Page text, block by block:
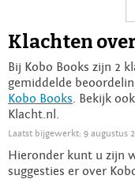
Login
Klachten
Bij Kobo Books zijn 2
gemiddelde
Kobo Books . Bekijk
Klacht.nl.
Laatst bijgewerkt: 9 augustus
Hieronder kunt u zijn
suggesties er over